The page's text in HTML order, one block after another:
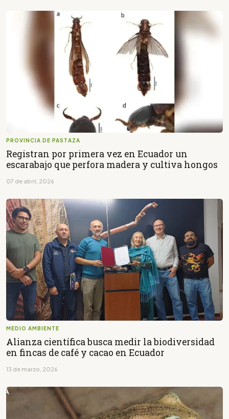
PROVINCIA DE PASTAZA
Registran por primera vez en Ecuador un
escarabajo que perfora madera y cultiva hongos
07 de abril, 2026
MEDIO AMBIENTE
Alianza científica busca medir la biodiversidad
en fincas de café y cacao en Ecuador
13 de marzo, 2026